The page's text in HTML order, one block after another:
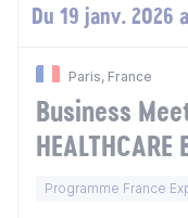
Du 19 janv. 2026
Paris, France
Business
Programme France